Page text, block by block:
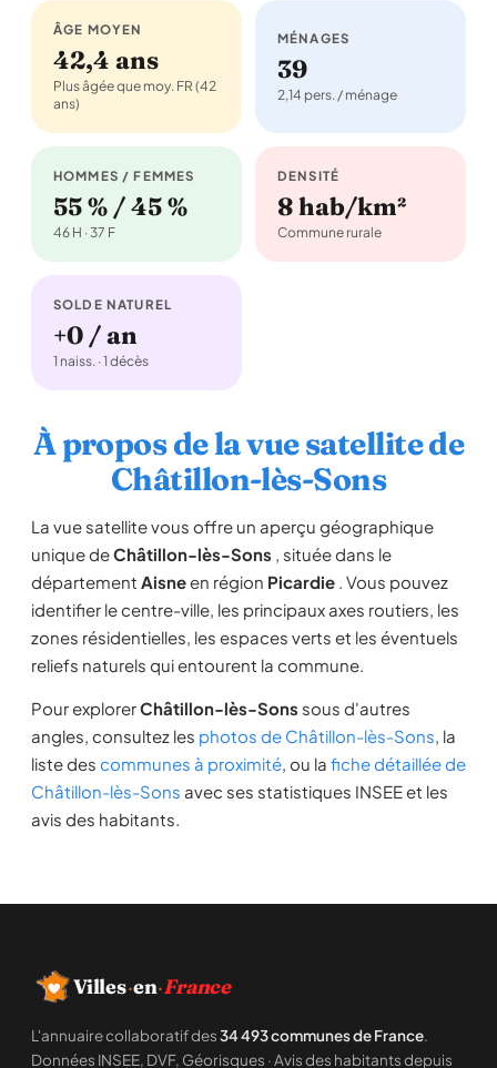
ÂGE MOYEN
42,4 ans
Plus âgée que moy. FR (42
ans)
MÉNAGES
39
2,14 pers. / ménage
HOMMES / FEMMES
55 % / 45 %
46 H · 37 F
DENSITÉ
8 hab/km²
Commune rurale
SOLDE NATUREL
+0 / an
1 naiss. · 1 décès
À propos de la vue satellite de
Châtillon-lès-Sons
La vue satellite vous offre un aperçu géographique
unique deChâtillon-lès-Sons , située dans le
département Aisneen région Picardie . Vous pouvez
identifier le centre-ville, les principaux axes routiers, les
zones résidentielles, les espaces verts et les éventuels
reliefs naturels qui entourent la commune.
Pour explorerChâtillon-lès-Sons sous d'autres
angles, consultez les photos de Châtillon-lès-Sons, la
liste des communes à proximité, ou la fiche détaillée de
Châtillon-lès-Sons avec ses statistiques INSEE et les
avis des habitants.
Villes·en·France
L'annuaire collaboratif des34 493 communes de France.
Données INSEE, DVF, Géorisques · Avis des habitants depuis